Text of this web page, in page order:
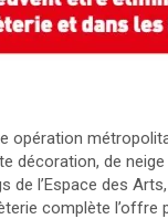
opération
décoration, de
de l’Espace des
complète